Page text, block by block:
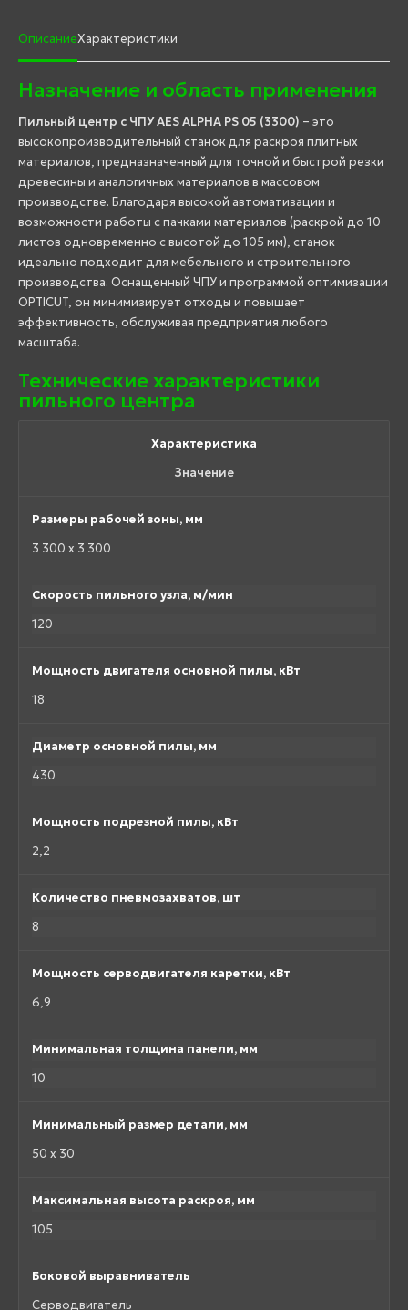
ОписаниеХарактеристики
Назначение и область применения
Пильный центр с ЧПУ AES ALPHA PS 05 (3300) – это
высокопроизводительный станок для раскроя плитных
материалов, предназначенный для точной и быстрой резки
древесины и аналогичных материалов в массовом
производстве. Благодаря высокой автоматизации и
возможности работы с пачками материалов (раскрой до 10
листов одновременно с высотой до 105 мм), станок
идеально подходит для мебельного и строительного
производства. Оснащенный ЧПУ и программой оптимизации
OPTICUT, он минимизирует отходы и повышает
эффективность, обслуживая предприятия любого
масштаба.
Технические характеристики
пильного центра
Характеристика
Значение
Размеры рабочей зоны, мм
3 300 x 3 300
Скорость пильного узла, м/мин
120
Мощность двигателя основной пилы, кВт
18
Диаметр основной пилы, мм
430
Мощность подрезной пилы, кВт
2,2
Количество пневмозахватов, шт
8
Мощность серводвигателя каретки, кВт
6,9
Минимальная толщина панели, мм
10
Минимальный размер детали, мм
50 x 30
Максимальная высота раскроя, мм
105
Боковой выравниватель
Серводвигатель